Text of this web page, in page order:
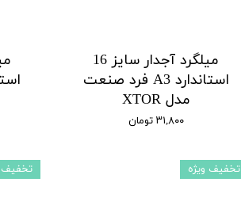
میلگرد آجدار سایز 16
استاندارد A3 فرد صنعت
مدل XTOR
۳۱,۸۰۰ تومان
تخفیف ویژه تخفیف